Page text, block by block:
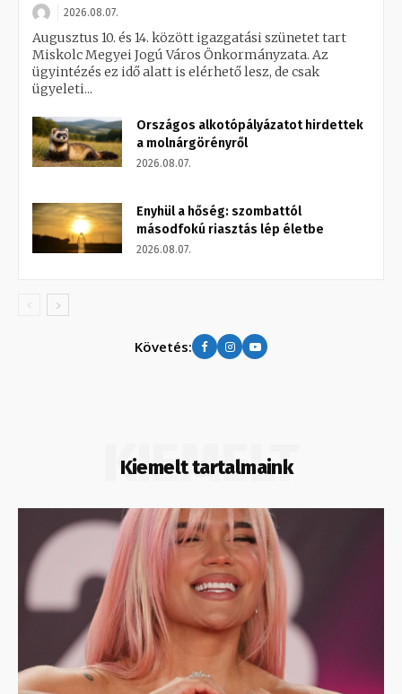
2026.08.07.
Augusztus 10. és 14. között igazgatási szünetet tart
Miskolc Megyei Jogú Város Önkormányzata. Az
ügyintézés ez idő alatt is elérhető lesz, de csak
ügyeleti...
Országos alkotópályázatot hirdettek
a molnárgörényről
2026.08.07.
Enyhül a hőség: szombattól
másodfokú riasztás lép életbe
2026.08.07.
Követés:
Kiemelt tartalmaink
KIEMELT